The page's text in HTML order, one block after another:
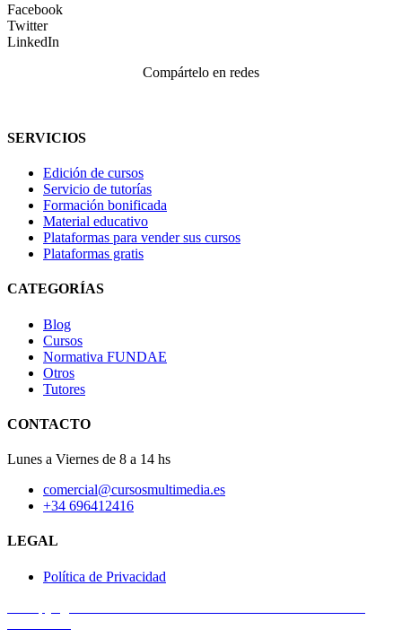
Facebook
Twitter
LinkedIn
Compártelo en redes
SERVICIOS
Edición de cursos
Servicio de tutorías
Formación bonificada
Material educativo
Plataformas para vender sus cursos
Plataformas gratis
CATEGORÍAS
Blog
Cursos
Normativa FUNDAE
Otros
Tutores
CONTACTO
Lunes a Viernes de 8 a 14 hs
comercial@cursosmultimedia.es
+34 696412416
LEGAL
Política de Privacidad